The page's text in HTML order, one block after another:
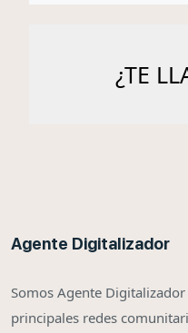
Agente Digitalizador
Somos Agente
principales redes